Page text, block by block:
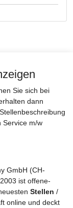
Sie sich bei
dann
Service m/w
GmbH (CH-
ist offene-
Stellen /
online und deckt